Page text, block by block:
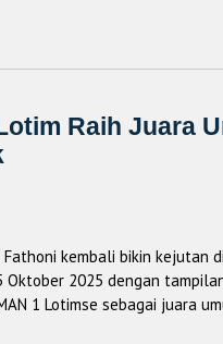
Raih Juara
kembali bikin kejutan
Oktober 2025 dengan
1 Lotimse sebagai juara